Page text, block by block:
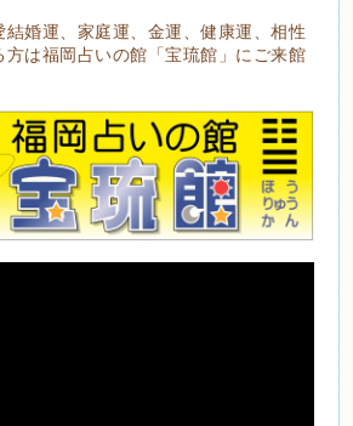
結婚運、家庭運、金運、健康運、相性
方は福岡占いの館「宝琉館」にご来館